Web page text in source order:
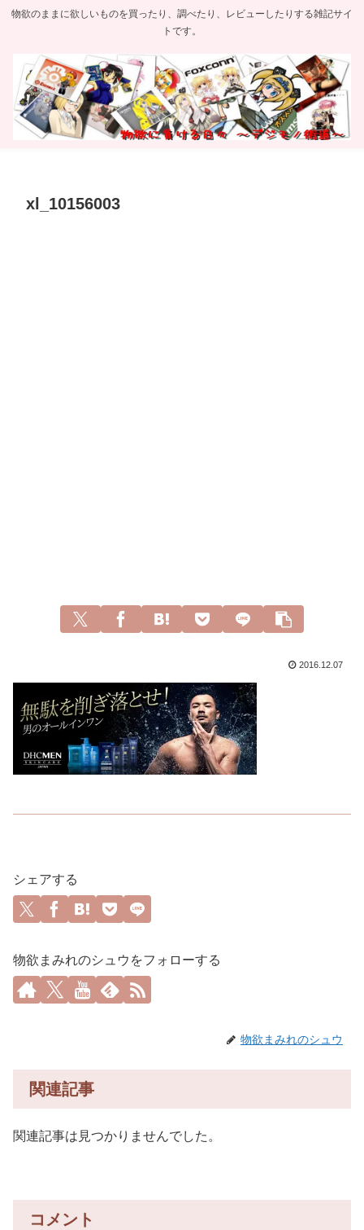
物欲のままに欲しいものを買ったり、調べたり、レビューしたりする雑記サイ
トです。
xl_10156003
2016.12.07
シェアする
物欲まみれのシュウをフォローする
物欲まみれのシュウ
関連記事
関連記事は見つかりませんでした。
コメント